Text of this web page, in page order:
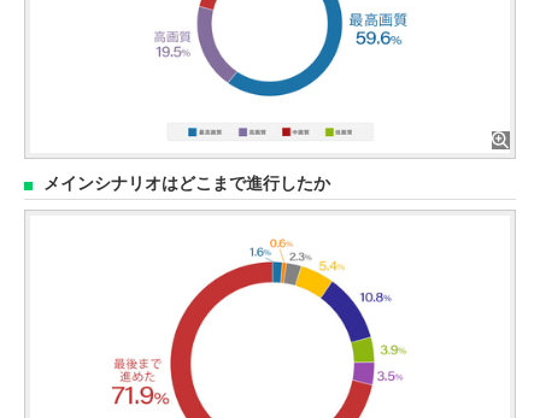
メインシナリオはどこまで進行したか